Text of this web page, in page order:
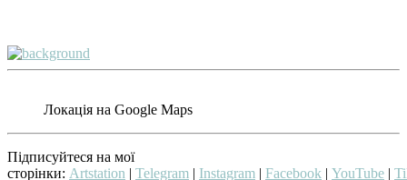
Локація на Google Maps
Підписуйтеся на мої
сторінки: Artstation | Telegram | Instagram | Facebook | YouTube |